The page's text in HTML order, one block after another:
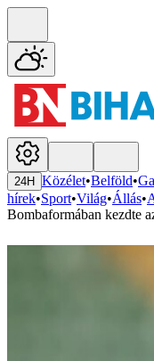
24H Közélet•Belföld•
hírek•Sport•Világ•Állás•
Bombaformában kezdte